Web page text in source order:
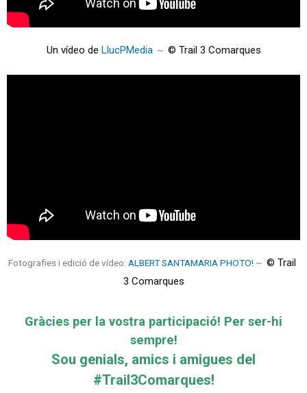
Un vídeo de LlucPMedia~ © Trail 3 Comarques
Fotografies i edició de vídeo: ALBERT SANTAMARIA PHOTO! ~ © Trail
3 Comarques
Gràcies per la vostra participació! Per ser-hi
sempre!
Sou genials, amics i amigues del
#Trail3Comarques!